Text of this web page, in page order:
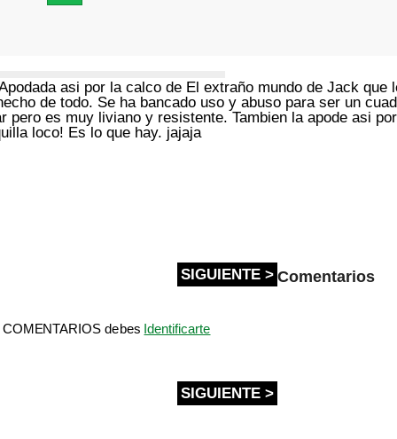
asi por la calco de El extraño mundo de Jack que
de todo. Se ha bancado uso y abuso para ser un
pero es muy liviano y resistente. Tambien la apode asi
loco! Es lo que hay. jajaja
SIGUIENTE > Comentarios
debes Identificarte
SIGUIENTE >